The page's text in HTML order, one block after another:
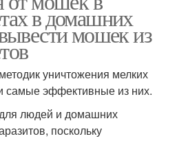
в домашних
мошек из
уничтожения мелких
самые эффективные из них.
людей и домашних
поскольку